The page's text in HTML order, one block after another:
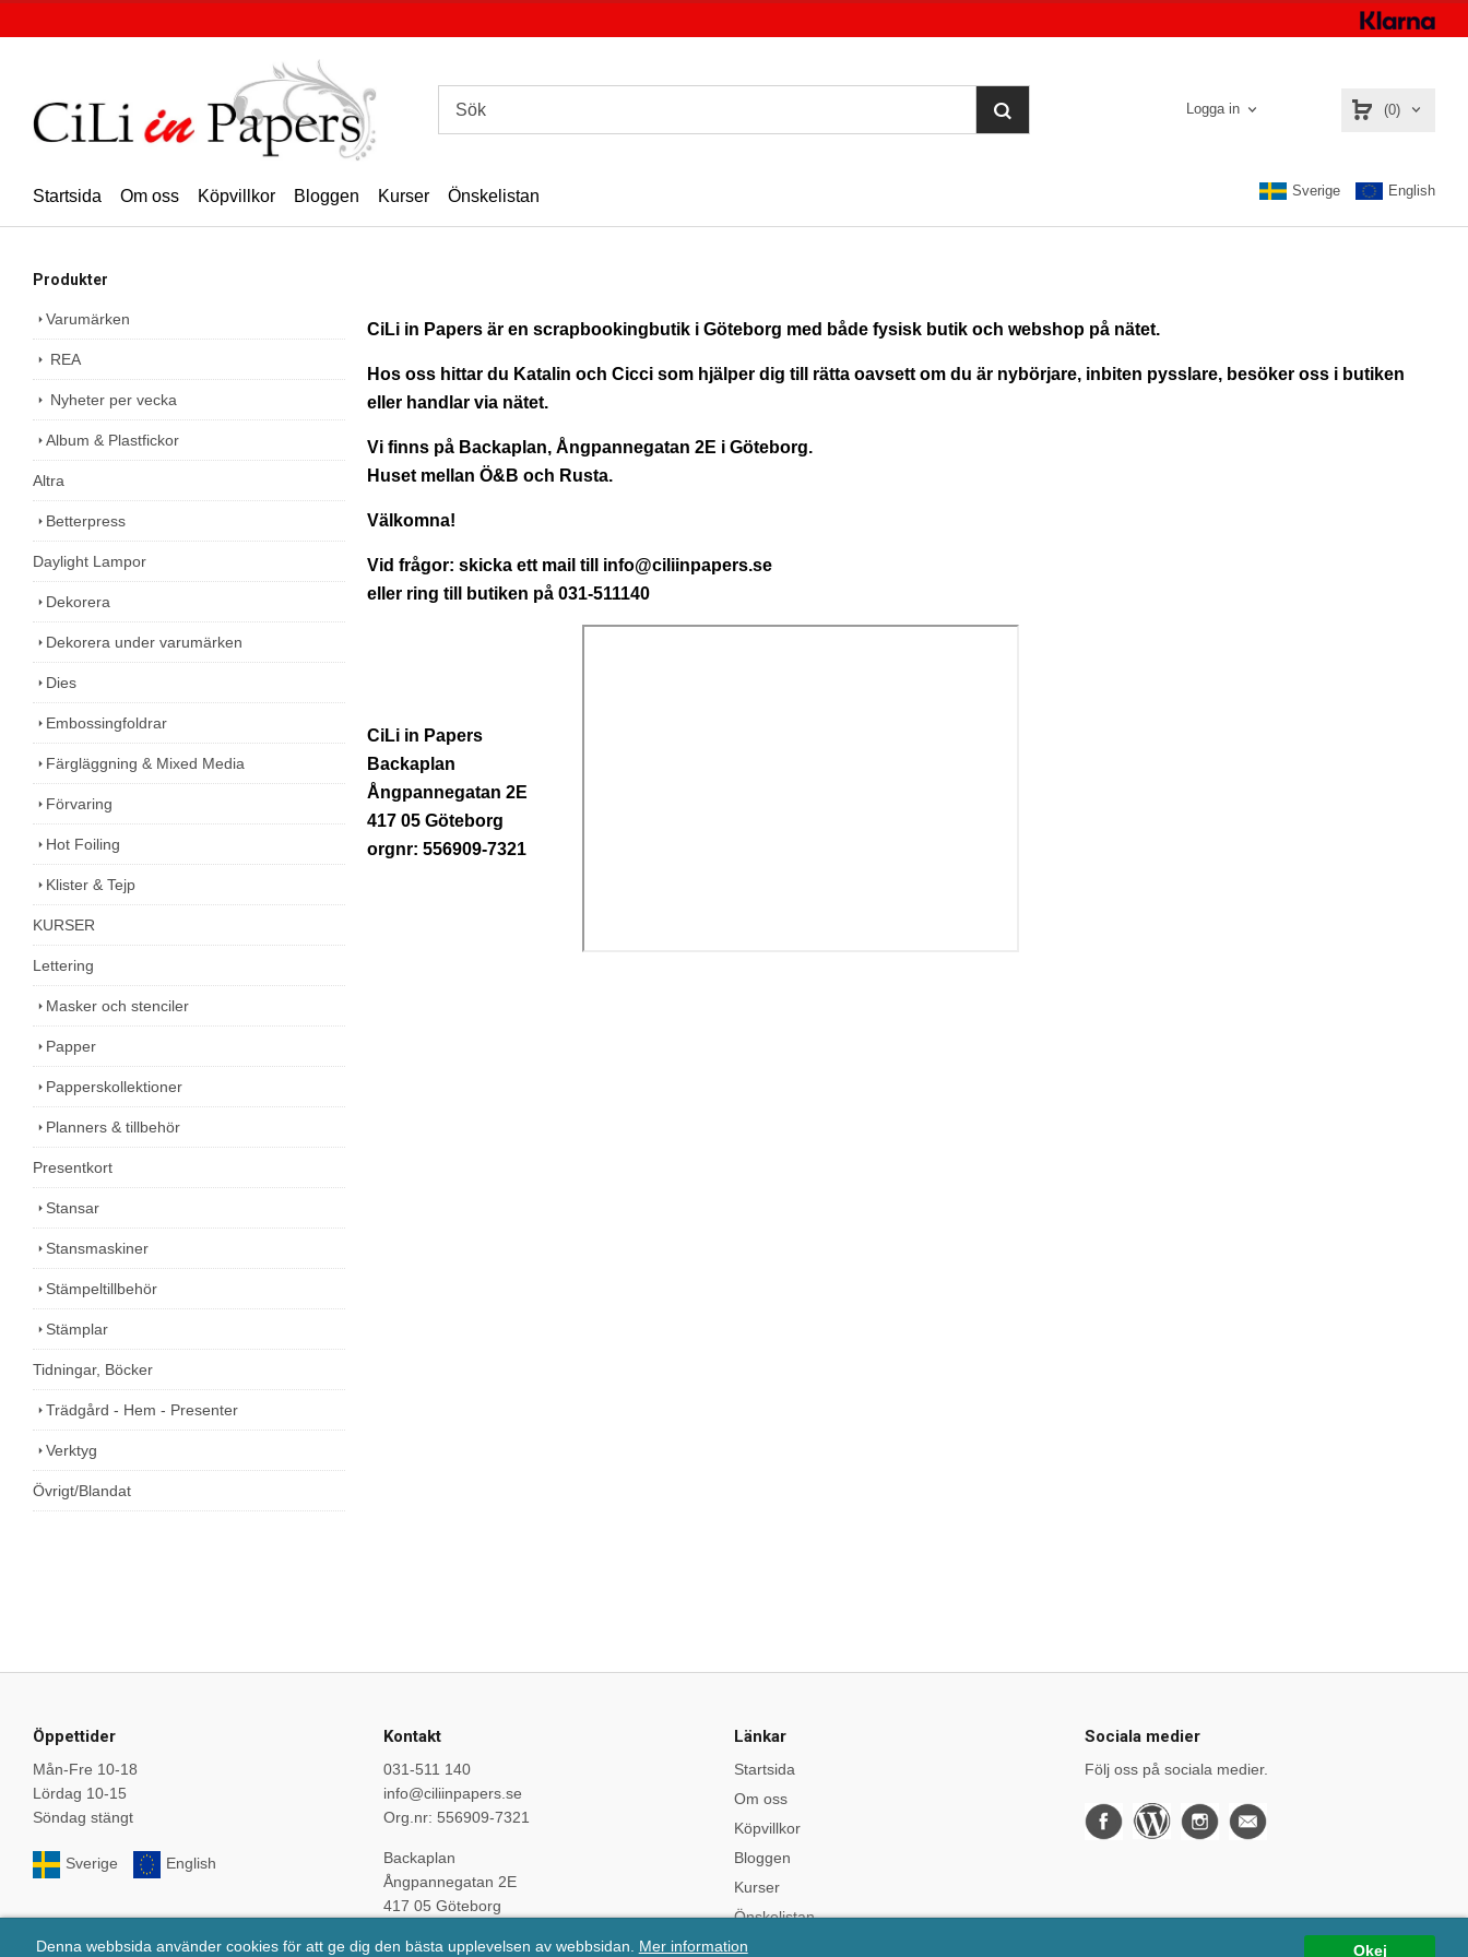
Okej
Denna webbsida använder cookies för att ge dig den bästa upplevelsen av webbsidan. Mer information
Logga in (0)
Startsida Om oss Köpvillkor Bloggen Kurser Önskelistan Sverige English
Produkter
Varumärken
REA
Nyheter per vecka
Album & Plastfickor
Altra
Betterpress
Daylight Lampor
Dekorera
Dekorera under varumärken
Dies
Embossingfoldrar
Färgläggning & Mixed Media
Förvaring
Hot Foiling
Klister & Tejp
KURSER
Lettering
Masker och stenciler
Papper
Papperskollektioner
Planners & tillbehör
Presentkort
Stansar
Stansmaskiner
Stämpeltillbehör
Stämplar
Tidningar, Böcker
Trädgård - Hem - Presenter
Verktyg
Övrigt/Blandat
CiLi in Papers är en scrapbookingbutik i Göteborg med både fysisk butik och webshop på nätet.
Hos oss hittar du Katalin och Cicci som hjälper dig till rätta oavsett om du är nybörjare, inbiten pysslare, besöker oss i butiken
eller handlar via nätet.
Vi finns på Backaplan, Ångpannegatan 2E i Göteborg.
Huset mellan Ö&B och Rusta.
Välkomna!
Vid frågor: skicka ett mail till info@ciliinpapers.se
eller ring till butiken på 031-511140
CiLi in Papers
Backaplan
Ångpannegatan 2E
417 05 Göteborg
orgnr: 556909-7321
Öppettider
Mån-Fre 10-18
Lördag 10-15
Söndag stängt
Sverige English
Kontakt
031-511 140
info@ciliinpapers.se
Org.nr: 556909-7321
Backaplan
Ångpannegatan 2E
417 05 Göteborg
Länkar
Startsida
Om oss
Köpvillkor
Bloggen
Kurser
Önskelistan
Sociala medier
Följ oss på sociala medier.